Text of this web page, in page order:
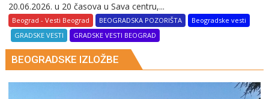
a
za
naredni
20.06.2026. u 20 časova u Sava centru,...
Beograd - Vesti Beograd BEOGRADSKA POZORIŠTA
Beogradske vesti
GRADSKE VESTI
GRADSKE VESTI BEOGRAD
BEOGRADSKE IZLOŽBE